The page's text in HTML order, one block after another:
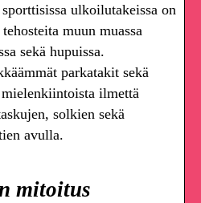
ulkoilutakeissa on
muun muassa
sekä hupuissa.
parkatakit sekä
ilmettä
solkien sekä
avulla.
mitoitus